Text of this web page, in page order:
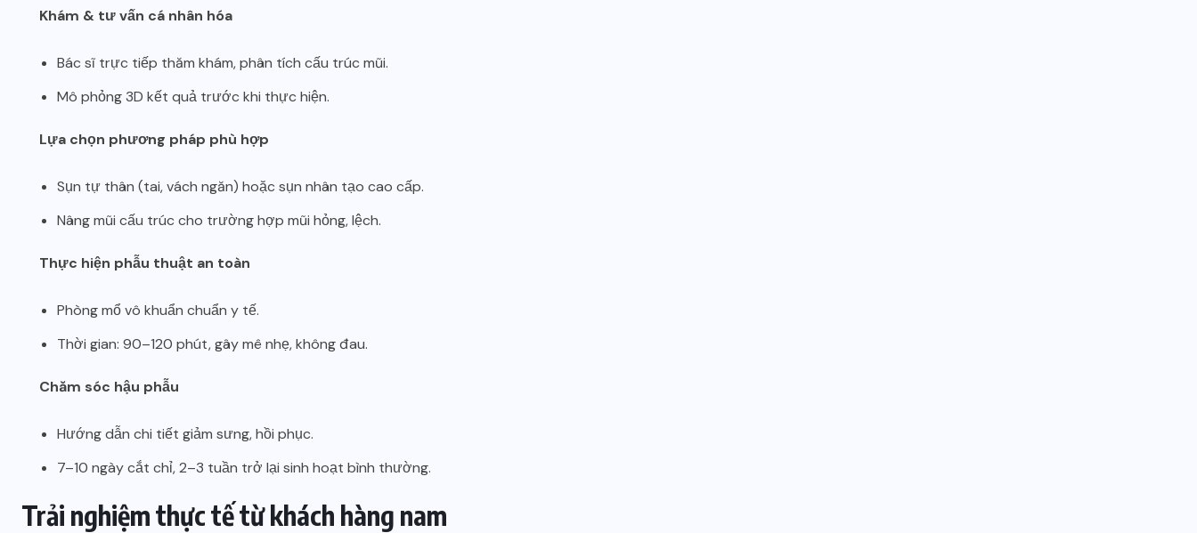
Khám & tư vấn cá nhân hóa
Bác sĩ trực tiếp thăm khám, phân tích cấu trúc mũi.
Mô phỏng 3D kết quả trước khi thực hiện.
Lựa chọn phương pháp phù hợp
Sụn tự thân (tai, vách ngăn) hoặc sụn nhân tạo cao cấp.
Nâng mũi cấu trúc cho trường hợp mũi hỏng, lệch.
Thực hiện phẫu thuật an toàn
Phòng mổ vô khuẩn chuẩn y tế.
Thời gian: 90–120 phút, gây mê nhẹ, không đau.
Chăm sóc hậu phẫu
Hướng dẫn chi tiết giảm sưng, hồi phục.
7–10 ngày cắt chỉ, 2–3 tuần trở lại sinh hoạt bình thường.
Trải nghiệm thực tế từ khách hàng nam